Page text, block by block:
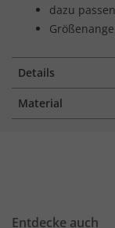
dazu
Details
Material
Entdecke auch